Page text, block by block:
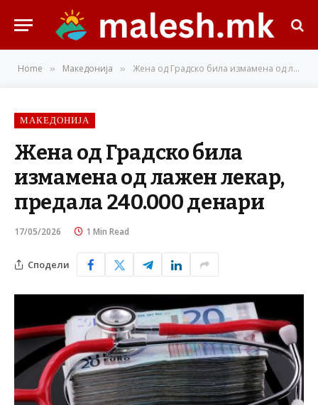
Home » Македонија » Жена од Градско била измамена од лажен лекар, предала 240.000 денари
МАКЕДОНИЈА
Жена од Градско била
измамена од лажен лекар,
предала 240.000 денари
17/05/2026 1 Min Read
Сподели